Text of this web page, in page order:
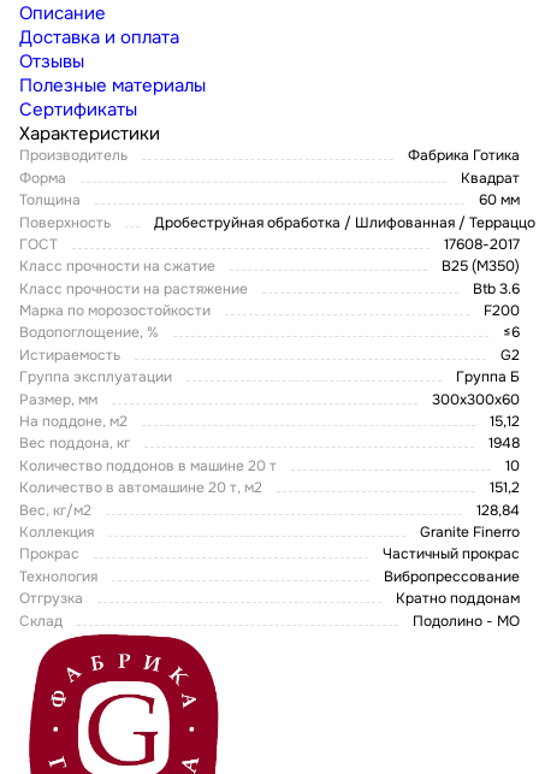
Описание
Доставка и оплата
Отзывы
Полезные материалы
Сертификаты
Характеристики
Производитель
Фабрика Готика
Форма
Квадрат
Толщина
60 мм
Поверхность
Дробеструйная обработка / Шлифованная / Терраццо
ГОСТ
17608-2017
Класс прочности на сжатие
В25 (М350)
Класс прочности на растяжение
Btb 3.6
Марка по морозостойкости
F200
Водопоглощение, %
≤6
Истираемость
G2
Группа эксплуатации
Группа Б
Размер, мм
300х300х60
На поддоне, м2
15,12
Вес поддона, кг
1948
Количество поддонов в машине 20 т
10
Количество в автомашине 20 т, м2
151,2
Вес, кг/м2
128,84
Коллекция
Granite Finerro
Прокрас
Частичный прокрас
Технология
Вибропрессование
Отгрузка
Кратно поддонам
Склад
Подолино - МО